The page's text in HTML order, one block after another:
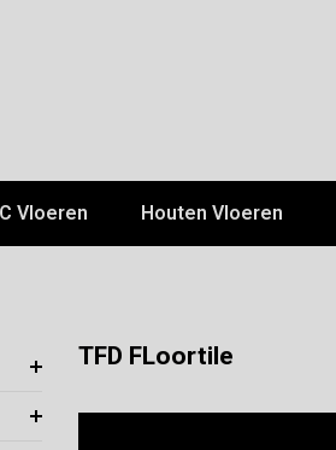
Vloeren Houten Vloeren
TFD FLoortile